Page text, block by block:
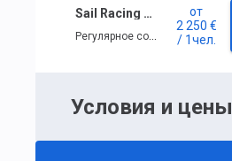
Sail Racing Course
Регулярное событие
от
2 250 €
/ 1чел.
Условия и цены